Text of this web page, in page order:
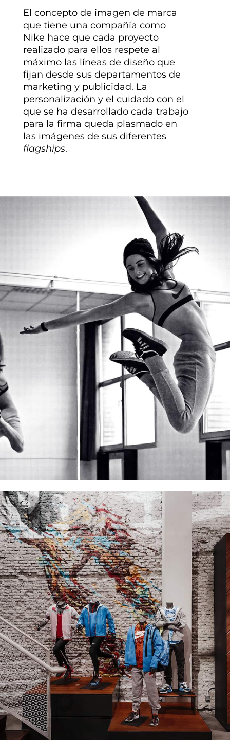
El concepto de imagen de marca
que tiene una compañía como
Nike hace que cada proyecto
realizado para ellos respete al
máximo las líneas de diseño que
fijan desde sus departamentos de
marketing y publicidad. La
personalización y el cuidado con el
que se ha desarrollado cada trabajo
para la firma queda plasmado en
las imágenes de sus diferentes
flagships.